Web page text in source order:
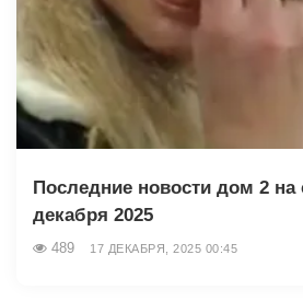
Последние новости дом 2 на
декабря 2025
489 17 ДЕКАБРЯ, 2025 00:45